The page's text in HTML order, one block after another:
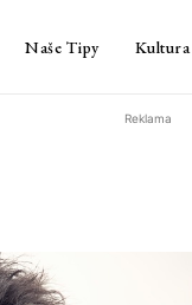
Naše Tipy Kultura
Reklama